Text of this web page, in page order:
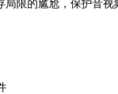
局限的尴尬，保护音视